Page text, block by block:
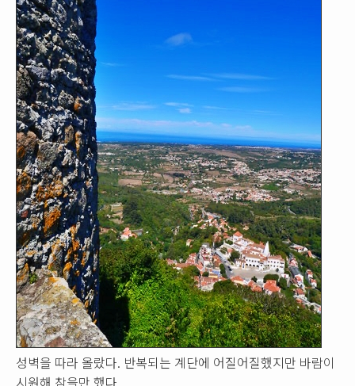
성벽을 따라 올랐다. 반복되는 계단에 어질어질했지만 바람이